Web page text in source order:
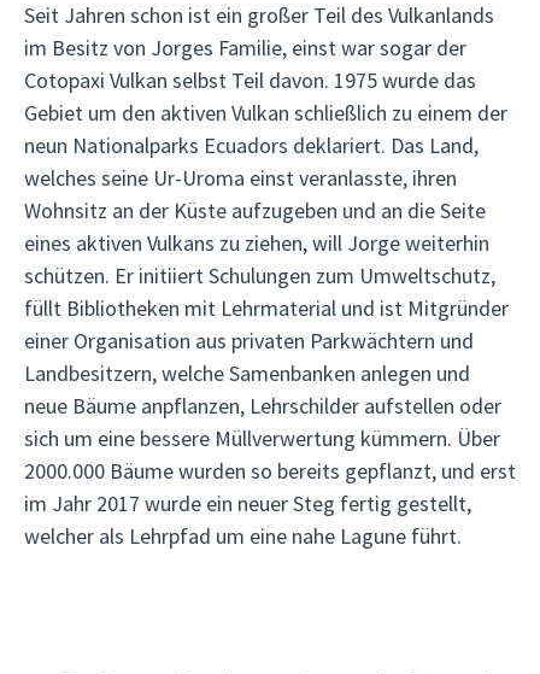
Seit Jahren schon ist ein großer Teil des Vulkanlands
im Besitz von Jorges Familie, einst war sogar der
Cotopaxi Vulkan selbst Teil davon. 1975 wurde das
Gebiet um den aktiven Vulkan schließlich zu einem der
neun Nationalparks Ecuadors deklariert. Das Land,
welches seine Ur-Uroma einst veranlasste, ihren
Wohnsitz an der Küste aufzugeben und an die Seite
eines aktiven Vulkans zu ziehen, will Jorge weiterhin
schützen. Er initiiert Schulungen zum Umweltschutz,
füllt Bibliotheken mit Lehrmaterial und ist Mitgründer
einer Organisation aus privaten Parkwächtern und
Landbesitzern, welche Samenbanken anlegen und
neue Bäume anpflanzen, Lehrschilder aufstellen oder
sich um eine bessere Müllverwertung kümmern. Über
2000.000 Bäume wurden so bereits gepflanzt, und erst
im Jahr 2017 wurde ein neuer Steg fertig gestellt,
welcher als Lehrpfad um eine nahe Lagune führt.